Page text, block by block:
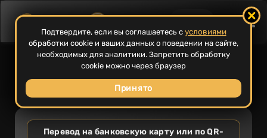
Пополняйкошелекв пару
кликов
Перевод на банковскую карту или по QR-
Подтвердите, если вы соглашаетесь с условиями
обработки cookie и ваших данных о поведении на сайте,
необходимых для аналитики. Запретить обработку
cookie можно через браузер
Принято